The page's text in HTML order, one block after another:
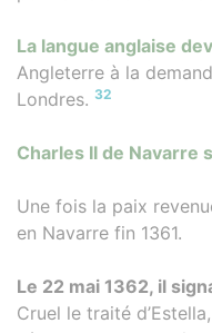
La langue anglaise
Angleterre à la
Londres. 32
Charles II de Navarre
Une fois la paix
en Navarre fin 1361.
Le 22 mai 1362, il
Cruel le traité